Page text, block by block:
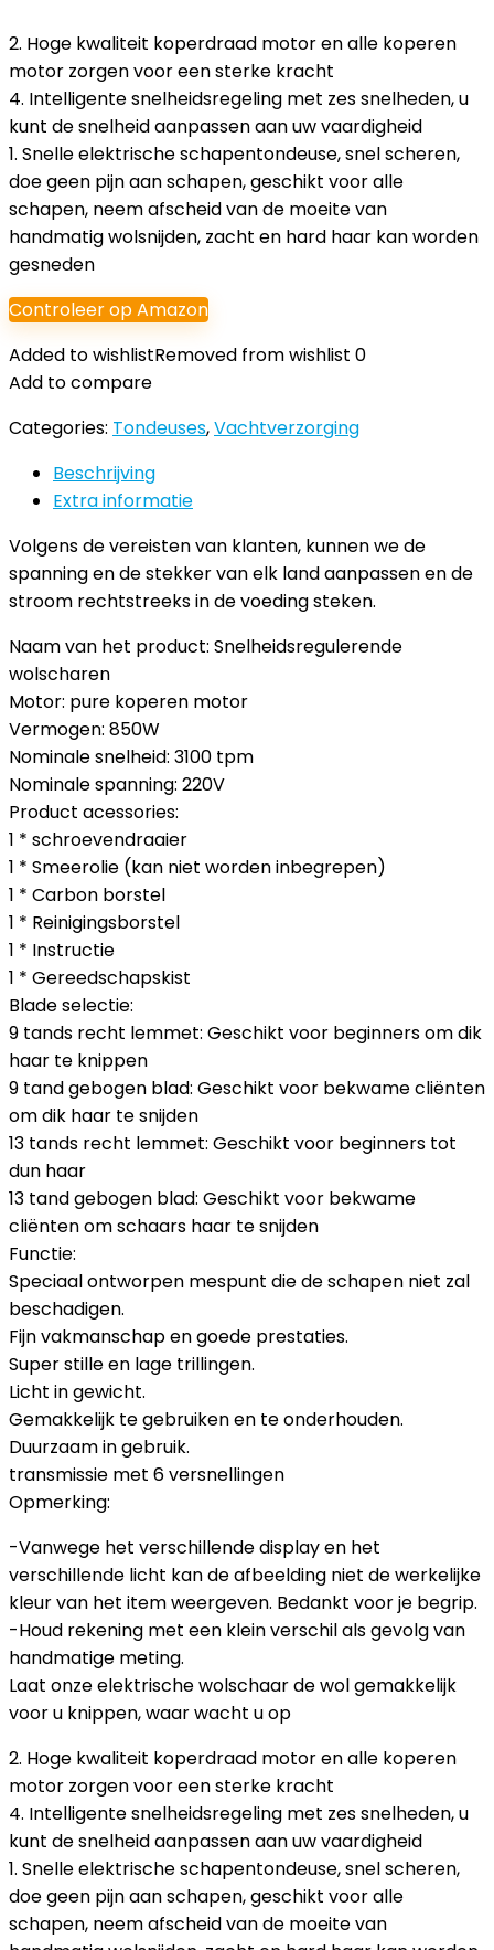
2. Hoge kwaliteit koperdraad motor en alle koperen
motor zorgen voor een sterke kracht
4. Intelligente snelheidsregeling met zes snelheden, u
kunt de snelheid aanpassen aan uw vaardigheid
1. Snelle elektrische schapentondeuse, snel scheren,
doe geen pijn aan schapen, geschikt voor alle
schapen, neem afscheid van de moeite van
handmatig wolsnijden, zacht en hard haar kan worden
gesneden
Controleer op Amazon
Added to wishlistRemoved from wishlist 0
Add to compare
Categories: Tondeuses,Vachtverzorging
Beschrijving
Extra informatie
Volgens de vereisten van klanten, kunnen we de
spanning en de stekker van elk land aanpassen en de
stroom rechtstreeks in de voeding steken.
Naam van het product: Snelheidsregulerende
wolscharen
Motor: pure koperen motor
Vermogen: 850W
Nominale snelheid: 3100 tpm
Nominale spanning: 220V
Product acessories:
1 * schroevendraaier
1 * Smeerolie (kan niet worden inbegrepen)
1 * Carbon borstel
1 * Reinigingsborstel
1 * Instructie
1 * Gereedschapskist
Blade selectie:
9 tands recht lemmet: Geschikt voor beginners om dik
haar te knippen
9 tand gebogen blad: Geschikt voor bekwame cliënten
om dik haar te snijden
13 tands recht lemmet: Geschikt voor beginners tot
dun haar
13 tand gebogen blad: Geschikt voor bekwame
cliënten om schaars haar te snijden
Functie:
Speciaal ontworpen mespunt die de schapen niet zal
beschadigen.
Fijn vakmanschap en goede prestaties.
Super stille en lage trillingen.
Licht in gewicht.
Gemakkelijk te gebruiken en te onderhouden.
Duurzaam in gebruik.
transmissie met 6 versnellingen
Opmerking:
-Vanwege het verschillende display en het
verschillende licht kan de afbeelding niet de werkelijke
kleur van het item weergeven. Bedankt voor je begrip.
-Houd rekening met een klein verschil als gevolg van
handmatige meting.
Laat onze elektrische wolschaar de wol gemakkelijk
voor u knippen, waar wacht u op
2. Hoge kwaliteit koperdraad motor en alle koperen
motor zorgen voor een sterke kracht
4. Intelligente snelheidsregeling met zes snelheden, u
kunt de snelheid aanpassen aan uw vaardigheid
1. Snelle elektrische schapentondeuse, snel scheren,
doe geen pijn aan schapen, geschikt voor alle
schapen, neem afscheid van de moeite van